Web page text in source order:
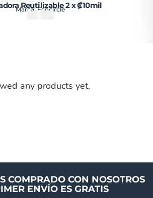
Reutilizable 2 x ₡10mil
Marca:Ecocircle
any products yet.
COMPRADO CON NOSOTROS
ENVÍO ES GRATIS